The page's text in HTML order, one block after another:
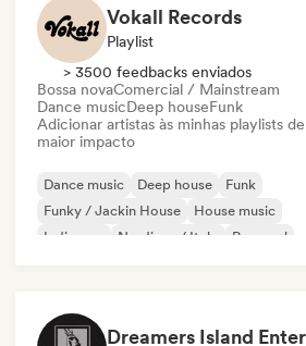
Vokall Records
Playlist
> 3500 feedbacks enviados
Bossa novaComercial / Mainstream
Dance musicDeep houseFunk
Adicionar artistas às minhas playlists de
maior impacto
Dance music Deep house
Funk
Funky / Jackin House
House music
Indie pop
Nu-disco / Italo Pop soul